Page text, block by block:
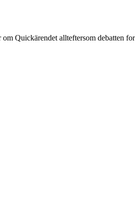
Quickärendet allteftersom debatten